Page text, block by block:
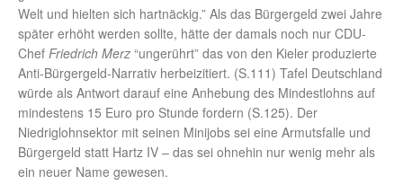
Welt und hielten sich hartnäckig.” Als das Bürgergeld zwei Jahre
später erhöht werden sollte, hätte der damals noch nur CDU-
Chef Friedrich Merz “ungerührt” das von den Kieler produzierte
Anti-Bürgergeld-Narrativ herbeizitiert. (S.111) Tafel Deutschland
würde als Antwort darauf eine Anhebung des Mindestlohns auf
mindestens 15 Euro pro Stunde fordern (S.125). Der
Niedriglohnsektor mit seinen Minijobs sei eine Armutsfalle und
Bürgergeld statt Hartz IV – das sei ohnehin nur wenig mehr als
ein neuer Name gewesen.